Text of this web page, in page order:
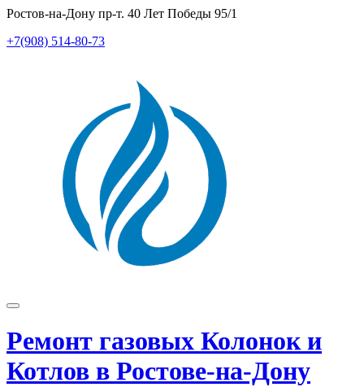
Перейти
содержимому
Ростов-на-Дону пр-т. 40 Лет Победы 95/1
+7(908) 514-80-73
Показать/
навигацию
Ремонт газовых Колонок и
Котлов в Ростове-на-Дону